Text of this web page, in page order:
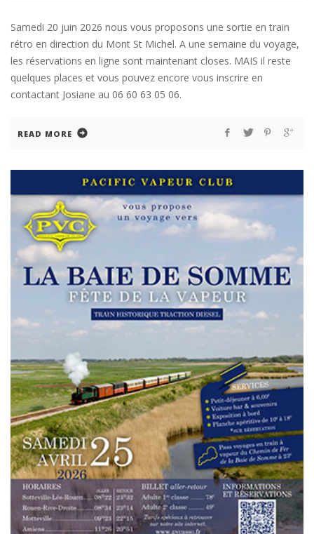
Samedi 20 juin 2026 nous vous proposons une sortie en train
rétro en direction du Mont St Michel. A une semaine du voyage,
les réservations en ligne sont maintenant closes. MAIS il reste
quelques places et vous pouvez encore vous inscrire en
contactant Josiane au 06 60 63 05 06.
READ MORE